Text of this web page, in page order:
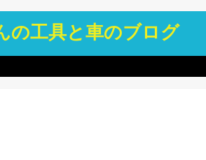
の工具と車のブログ